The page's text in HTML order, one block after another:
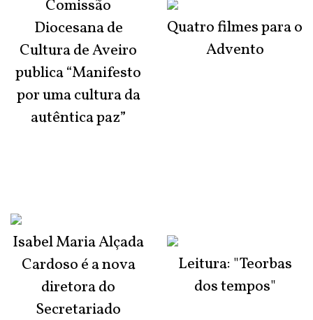
Comissão
Diocesana de
Cultura de Aveiro
publica “Manifesto
por uma cultura da
autêntica paz”
Isabel Maria Alçada
Cardoso é a nova
diretora do
Secretariado
Quatro filmes para o
Advento
Leitura: "Teorbas
dos tempos"